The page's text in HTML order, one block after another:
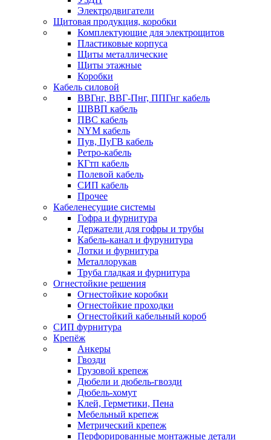
Электродвигатели
Щитовая продукция, коробки
Комплектующие для электрощитов
Пластиковые корпуса
Щиты металлические
Щиты этажные
Коробки
Кабель силовой
ВВГнг, ВВГ-Пнг, ППГнг кабель
ШВВП кабель
ПВС кабель
NYM кабель
Пув, ПуГВ кабель
Ретро-кабель
КГтп кабель
Полевой кабель
СИП кабель
Прочее
Кабеленесущие системы
Гофра и фурнитура
Держатели для гофры и трубы
Кабель-канал и фурунитура
Лотки и фурнитура
Металлорукав
Труба гладкая и фурнитура
Огнестойкие решения
Огнестойкие коробки
Огнестойкие проходки
Огнестойкий кабельный короб
СИП фурнитура
Крепёж
Анкеры
Гвозди
Грузовой крепеж
Дюбели и дюбель-гвозди
Дюбель-хомут
Клей, Герметики, Пена
Мебельный крепеж
Метрический крепеж
Перфорированные монтажные детали